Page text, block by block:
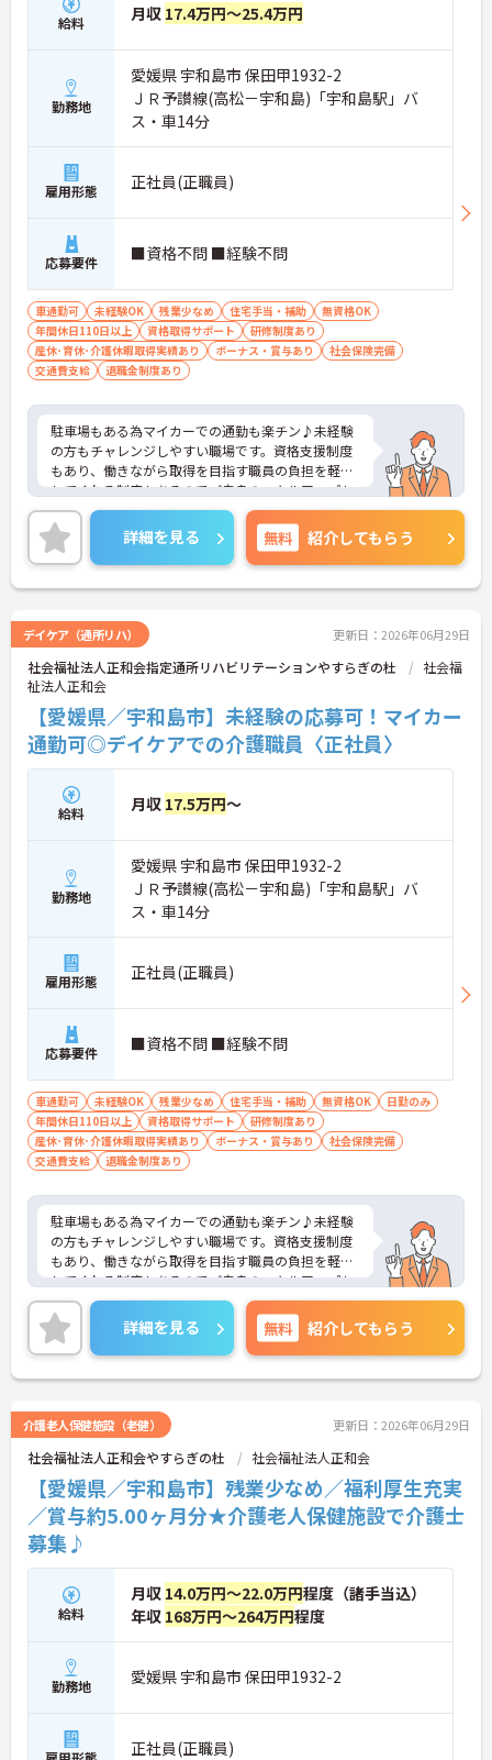
給料 月収 17.4万円～25.4万円
勤務地
愛媛県 宇和島市 保田甲1932-2
ＪＲ予讃線(高松－宇和島)「宇和島駅」バ
ス・車14分
雇用形態 正社員(正職員)
応募要件 ■資格不問 ■経験不問
車通勤可 未経験OK 残業少なめ 住宅手当・補助
無資格OK
年間休日110日以上
資格取得サポート
研修制度あり
産休･育休･介護休暇取得実績あり
ボーナス・賞与あり
社会保険完備
交通費支給
退職金制度あり
駐車場もある為マイカーでの通勤も楽チン♪未経験
の方もチャレンジしやすい職場です。資格支援制度
もあり、働きながら取得を目指す職員の負担を軽減
してくれる制度もあるのでご自身のスキルアップも
できます！こちらの求人にご興味がございましたら
面接のポイントもお伝えしますので是非ご応募お待
ちしております。
詳細を見る 無料 紹介してもらう
デイケア（通所リハ） 更新日：2026年06月29日
社会福祉法人正和会指定通所リハビリテーションやすらぎの杜
社会福
祉法人正和会
【愛媛県／宇和島市】未経験の応募可！マイカー
通勤可◎デイケアでの介護職員〈正社員〉
給料 月収 17.5万円～
勤務地
愛媛県 宇和島市 保田甲1932-2
ＪＲ予讃線(高松－宇和島)「宇和島駅」バ
ス・車14分
雇用形態 正社員(正職員)
応募要件 ■資格不問 ■経験不問
車通勤可 未経験OK 残業少なめ 住宅手当・補助 無資格OK
日勤のみ
年間休日110日以上
資格取得サポート
研修制度あり
産休･育休･介護休暇取得実績あり
ボーナス・賞与あり
社会保険完備
交通費支給
退職金制度あり
駐車場もある為マイカーでの通勤も楽チン♪未経験
の方もチャレンジしやすい職場です。資格支援制度
もあり、働きながら取得を目指す職員の負担を軽減
してくれる制度もあるのでご自身のスキルアップも
できます！こちらの求人にご興味がございましたら
面接のポイントもお伝えしますので是非ご応募お待
ちしております。
詳細を見る 無料 紹介してもらう
介護老人保健施設（老健） 更新日：2026年06月29日
社会福祉法人正和会やすらぎの杜 社会福祉法人正和会
【愛媛県／宇和島市】残業少なめ／福利厚生充実
／賞与約5.00ヶ月分★介護老人保健施設で介護士
募集♪
給料
月収 14.0万円～22.0万円程度（諸手当込）
年収 168万円～264万円程度
勤務地 愛媛県 宇和島市 保田甲1932-2
正社員(正職員)